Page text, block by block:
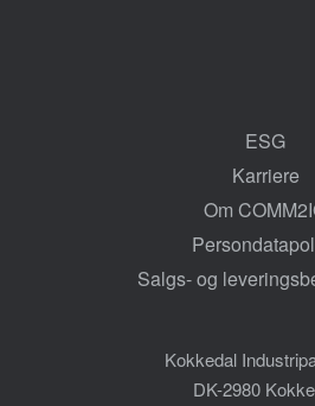
ESG
Karriere
Om
Salgs- og
Kokkedal
DK-2980